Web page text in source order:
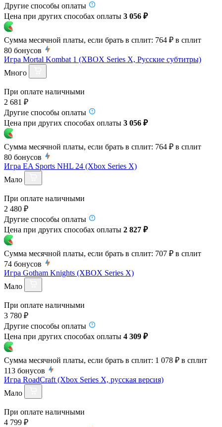
Другие способы оплаты
Цена при других способах оплаты 3 056 ₽
Сумма месячной платы, если брать в сплит: 764 ₽ в сплит
80 бонусов
Игра Mortal Kombat 1 (XBOX Series X, Русские субтитры)
Много
При оплате наличными
2 681 ₽
Другие способы оплаты
Цена при других способах оплаты 3 056 ₽
Сумма месячной платы, если брать в сплит: 764 ₽ в сплит
80 бонусов
Игра EA Sports NHL 24 (Xbox Series X)
Мало
При оплате наличными
2 480 ₽
Другие способы оплаты
Цена при других способах оплаты 2 827 ₽
Сумма месячной платы, если брать в сплит: 707 ₽ в сплит
74 бонусов
Игра Gotham Knights (XBOX Series X)
Мало
При оплате наличными
3 780 ₽
Другие способы оплаты
Цена при других способах оплаты 4 309 ₽
Сумма месячной платы, если брать в сплит: 1 078 ₽ в сплит
113 бонусов
Игра RoadCraft (Xbox Series X, русская версия)
Мало
При оплате наличными
4 799 ₽